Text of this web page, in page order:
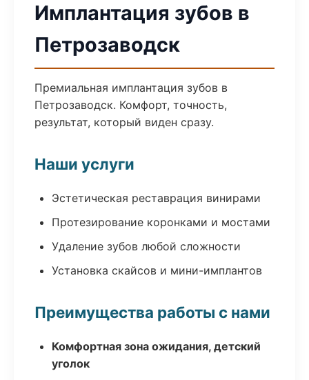
Имплантация зубов в
Петрозаводск
Премиальная имплантация зубов в
Петрозаводск. Комфорт, точность,
результат, который виден сразу.
Наши услуги
Эстетическая реставрация винирами
Протезирование коронками и мостами
Удаление зубов любой сложности
Установка скайсов и мини-имплантов
Преимущества работы с нами
Комфортная зона ожидания, детский
уголок